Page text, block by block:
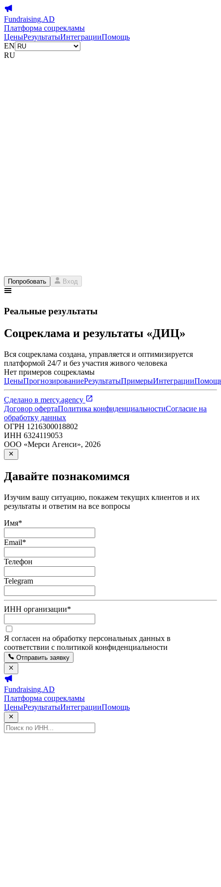
Fundraising.AD
Платформа соцрекламы
ЦеныРезультатыИнтеграцииПомощь
EN
RU
Попробовать Вход
Реальные результаты
Соцреклама и результаты «ДИЦ»
Вся соцреклама создана, управляется и оптимизируется
платформой 24/7 и без участия живого человека
Нет примеров соцрекламы
ЦеныПрогнозированиеРезультатыПримерыИнтеграции
Сделано в mercy.agency
Договор офертаПолитика конфиденциальностиСогласие на
обработку данных
ОГРН 1216300018802
ИНН 6324119053
ООО «Мерси Агенси», 2026
Давайте познакомимся
Изучим вашу ситуацию, покажем текущих клиентов и их
результаты и ответим на все вопросы
Имя*
Email*
Телефон
Telegram
ИНН организации*
Я согласен на обработку персональных данных в
соответствии с политикой конфиденциальности
Отправить заявку
Fundraising.AD
Платформа соцрекламы
ЦеныРезультатыИнтеграцииПомощь